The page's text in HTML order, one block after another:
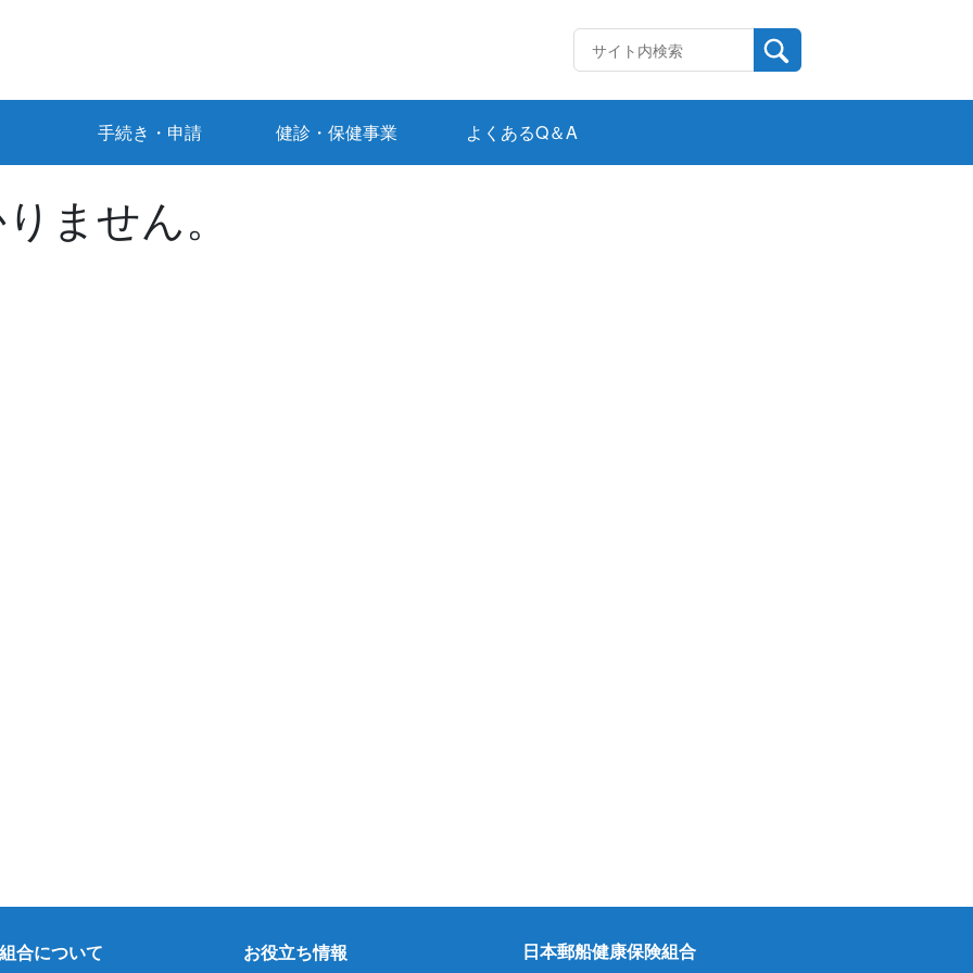
手続き・申請 健診・保健事業 よくあるQ＆A
ません。
合について お役立ち情報 日本郵船健康保険組合